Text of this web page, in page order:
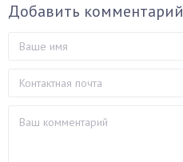
Добавить комментарий